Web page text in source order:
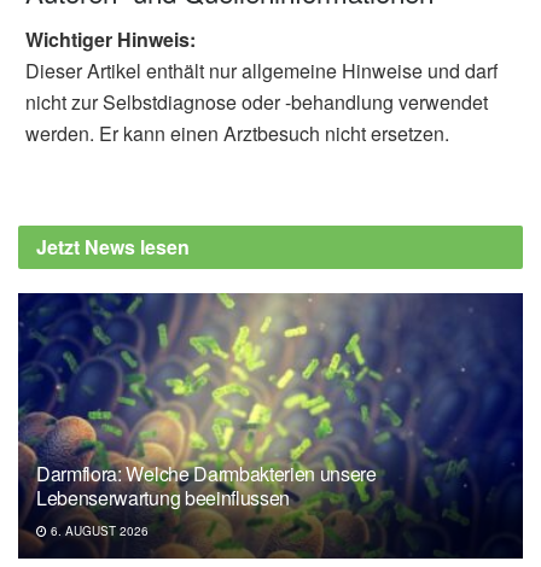
Wichtiger Hinweis:
Dieser Artikel enthält nur allgemeine Hinweise und darf
nicht zur Selbstdiagnose oder -behandlung verwendet
werden. Er kann einen Arztbesuch nicht ersetzen.
Jetzt News lesen
Darmflora: Welche Darmbakterien unsere
Lebenserwartung beeinflussen
6. AUGUST 2026